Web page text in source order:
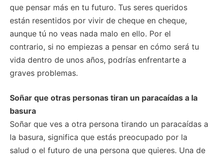
que pensar más en tu futuro. Tus seres queridos
están resentidos por vivir de cheque en cheque,
aunque tú no veas nada malo en ello. Por el
contrario, si no empiezas a pensar en cómo será tu
vida dentro de unos años, podrías enfrentarte a
graves problemas.
Soñar que otras personas tiran un paracaídas a la
basura
Soñar que ves a otra persona tirando un paracaídas a
la basura, significa que estás preocupado por la
salud o el futuro de una persona que quieres. Una de